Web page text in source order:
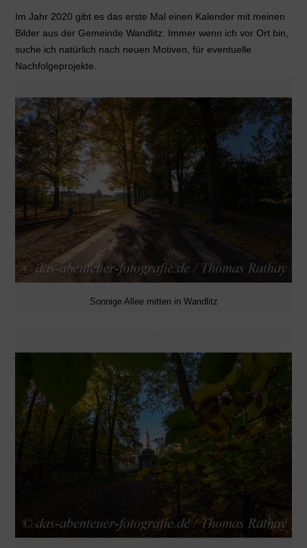
Im Jahr 2020 gibt es das erste Mal einen Kalender mit meinen
Bilder aus der Gemeinde Wandlitz. Immer wenn ich vor Ort bin,
suche ich natürlich nach neuen Motiven, für eventuelle
Nachfolgeprojekte.
Sonnige Allee mitten in Wandlitz